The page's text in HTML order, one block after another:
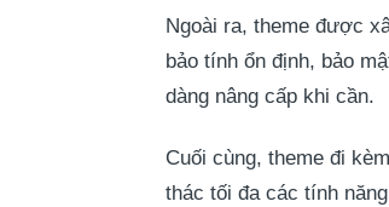
Ngoài ra, theme được
bảo tính ổn định, bảo
dàng nâng cấp khi cần.
Cuối cùng, theme đi
thác tối đa các tính